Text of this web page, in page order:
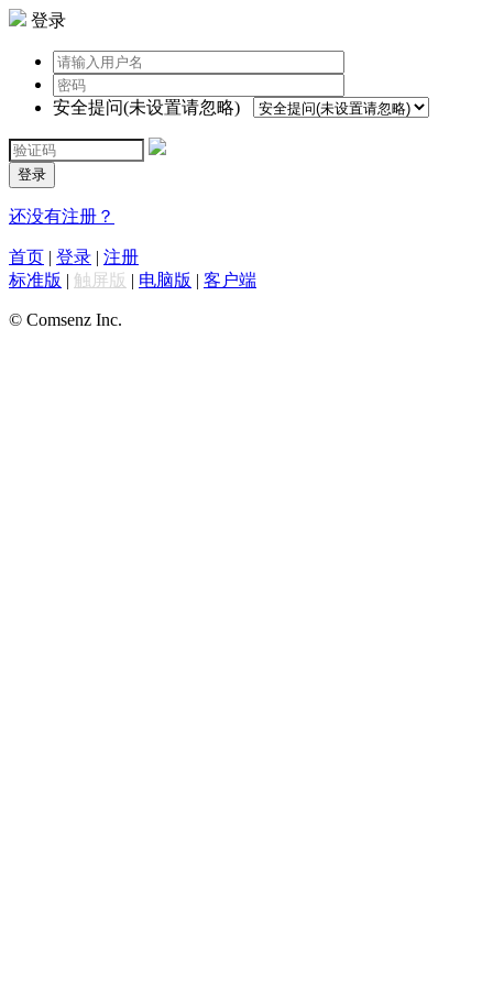
登录
安全提问(未设置请忽略)
登录
还没有注册？
首页 | 登录 | 注册
标准版 | 触屏版 | 电脑版 | 客户端
© Comsenz Inc.